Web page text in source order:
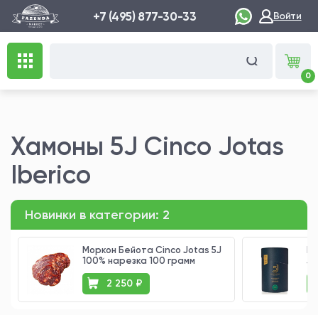
+7 (495) 877-30-33 Войти
0
Хамоны 5J Cinco Jotas
Iberico
Новинки в категории: 2
Моркон Бейота Cinco Jotas 5J
100% нарезка 100 грамм
2 250 ₽